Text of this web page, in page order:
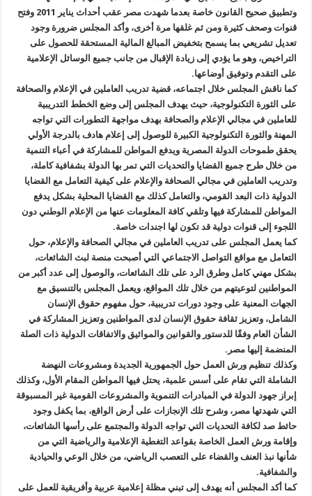
وتطبيق صحيح القانون خاصة بعدما شهدت مصر عقب أحداث يناير 2011 وفتح
قنوات وصحف كثيرة ومن ثم غلقها مرة أخرى، وأكد المجلس ضرورة وجود
تعديل تشريعي بما يسمح بتخفيض المبالغ المالية المستحقة للحصول على
التراخيص، وهو ما يؤدي إلى زيادة الإقبال من جانب جميع الوسائل الإعلامية
على التقدم وتوفيق أوضاعها.
كما ناقش المجلس خلال اجتماعه، قضية تدريب العاملين في الإعلام والصحافة
على الثورة التكنولوجية، حيث يهدف المجلس إلى وضع الخطط التدريبية
للعاملين في مجالي الإعلام والصحافة بهدف مواجهة التطورات التي تواجه
المهنة والثورة التكنولوجية الكبيرة للوصول إلى إعلام هادف بالدرجة الأولي
يحقق طموحات الدولة المصرية ويدفع المواطن للمشاركة في أعباء التنمية
من خلال طرح جميع القضايا والتحديات التي تمر بها الدولة بشفافية كاملة،
وتدريب العاملين في مجالي الصحافة والإعلام على كيفية التعامل مع القضايا
الدولية ذات البعد القومي، والتعامل كذلك مع القضايا المحلية بشكل يدفع
المواطن للمشاركة فيها وتلقي كافة المعلومات عنها من الإعلام الوطني دون
اللجوء إلى قنوات دولية قد تكون لها اجندات خاصة.
كما يعمل المجلس على تدريب العاملين في مجالي الصحافة والإعلام، حول
التعامل مع مواقع التواصل الاجتماعي التي أصبحت منصة لبث الشائعات،
بشكل مهني كامل وطرق الرد على تلك الشائعات، والوصول إلى عدد أكبر من
المواطنين لتوعيتهم من خلال تلك المواقع، ويعمل المجلس بالتنسيق مع
الجهات المعنية على وجود دورات تدريبية، حول مفهوم حقوق الإنسان
الشامل، وتعزيز ثقافة حقوق الإنسان لدى المواطنين وتعزيز المشاركة في
الشأن العام وفقًا للدستور والقوانين والمواثيق والاتفاقات الدولية ذات الصلة
المنضمة إليها مصر.
وكذلك تنظيم ورش العمل حول الجمهورية الجديدة ومشروعات النهضة
الشاملة التي تقام على أسس علمية، يحتل فيها المواطن المقام الأول، وكذلك
إبراز جهود الدولة في المبادرات التنموية والمشروعات القومية غير المسبوقة
التي شهدتها مصر، وشرح تلك الإنجازات على أرض الواقع، بما يكفل وجود
حائط صد لكافة التحديات التي تواجه الدولة والمجتمع على رأسها الشائعات،
وإقامة ورش العمل الخاصة بقواعد التغطية الإعلامية والرياضية التي من
شأنها نبذ العنف والقضاء على التعصب الرياضي، من خلال الوعي والحيادية
والشفافية.
كما أكد المجلس أنه يهدف إلى تبني مظلة إعلامية عربية وأفريقية للعمل على